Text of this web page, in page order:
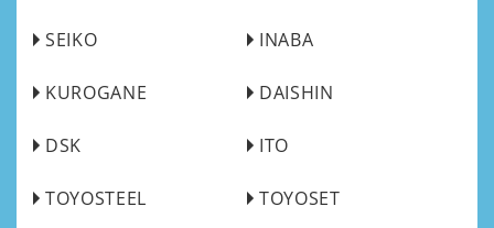
SEIKO INABA
KUROGANE DAISHIN
DSK ITO
TOYOSTEEL TOYOSET